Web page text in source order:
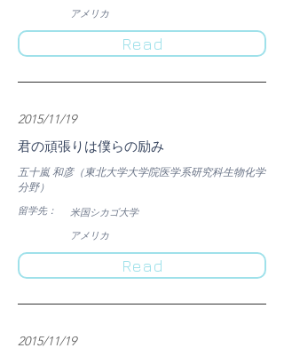
​アメリカ
Read
2015/11/19
君の頑張りは僕らの励み
五十嵐 和彦（東北大学大学院医学系研究科生物化学
分野）
​留学先：
米国シカゴ大学
​アメリカ
Read
2015/11/19